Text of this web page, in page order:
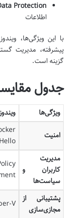
Protection:
اطلاعات
پیشرفته، مدیریت
گزینه است.
جدول مقایسه ویندوز 11
ویژگی‌ها ویندوز 11 پرو
امنیت
مدیریت
کاربران و
سیاست‌ها
پشتیبانی از
مجازی‌سازی
V